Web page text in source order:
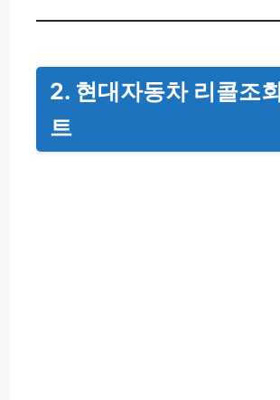
2. 현대자동차 리콜조
트